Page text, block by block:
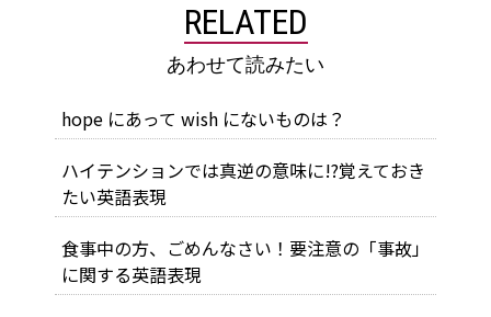
RELATED
あわせて読みたい
hope にあって wish にないものは？
ハイテンションでは真逆の意味に!?覚えておき
たい英語表現
食事中の方、ごめんなさい！要注意の「事故」
に関する英語表現